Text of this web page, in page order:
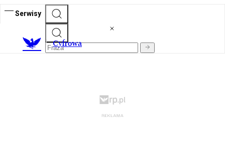
Serwisy
Cyfrowa